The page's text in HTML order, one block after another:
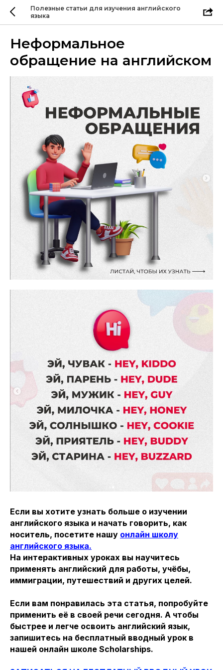
Полезные статьи для изучения английского
языка
Неформальное
обращение на английском
Если вы хотите узнать больше о изучении
английского языка и начать говорить, как
носитель, посетите нашу онлайн школу
английского языка.
На интерактивных уроках вы научитесь
применять английский для работы, учёбы,
иммиграции, путешествий и других целей.
Если вам понравилась эта статья, попробуйте
применить её в своей речи сегодня. А чтобы
быстрее и легче освоить английский язык,
запишитесь на бесплатный вводный урок в
нашей онлайн школе Scholarships.